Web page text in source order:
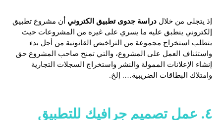
إذ يتجلى من خلال دراسة جدوى تطبيق الكتروني أن مشروع تطبيق
إلكتروني ينطبق عليه ما يسري على غيره من المشروعات حيث
يتطلب استخراج مجموعة من التراخيص القانونية من أجل بدء
واستئناف العمل على المشروع، والتي تمنح صاحب المشروع حق
إنشاء الإعلانات الممولة والنشر واستخراج السجلات التجارية
وامتلاك البطاقات الضريبية…. إلخ.
٤. عمل تصميم جرافيك للتطبيق